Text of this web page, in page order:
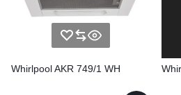
Whirlpool AKR 749/1 WH